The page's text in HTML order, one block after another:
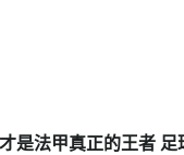
是法甲真正的王者